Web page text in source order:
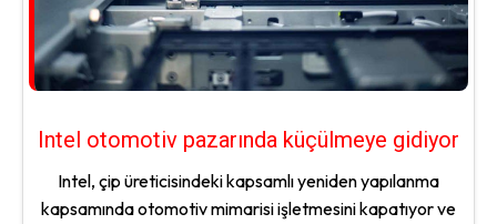
Intel otomotiv pazarında küçülmeye gidiyor
Intel, çip üreticisindeki kapsamlı yeniden yapılanma
kapsamında otomotiv mimarisi işletmesini kapatıyor ve